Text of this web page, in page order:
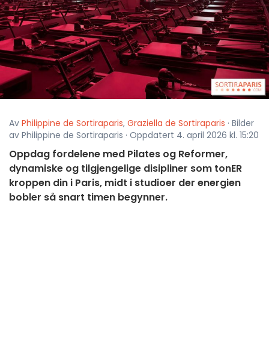
Av Philippine de Sortiraparis, Graziella de Sortiraparis · Bilder
av Philippine de Sortiraparis · Oppdatert 4. april 2026 kl. 15:20
Oppdag fordelene med Pilates og Reformer,
dynamiske og tilgjengelige disipliner som tonER
kroppen din i Paris, midt i studioer der energien
bobler så snart timen begynner.